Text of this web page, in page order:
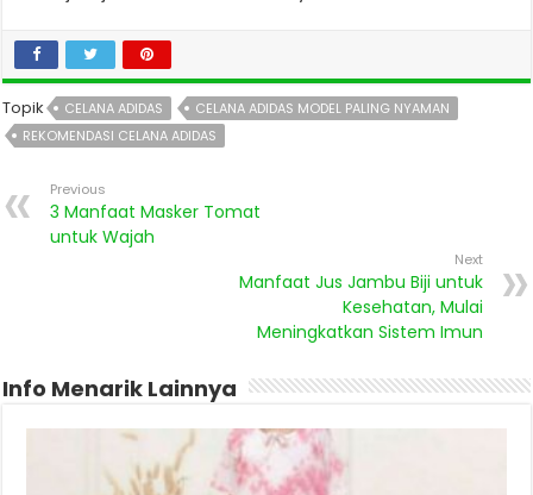
Topik CELANA ADIDAS
CELANA ADIDAS MODEL PALING NYAMAN
REKOMENDASI CELANA ADIDAS
Previous
3 Manfaat Masker Tomat
untuk Wajah
Next
Manfaat Jus Jambu Biji untuk
Kesehatan, Mulai
Meningkatkan Sistem Imun
Info Menarik Lainnya